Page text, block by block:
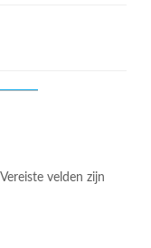
Vereiste velden zijn